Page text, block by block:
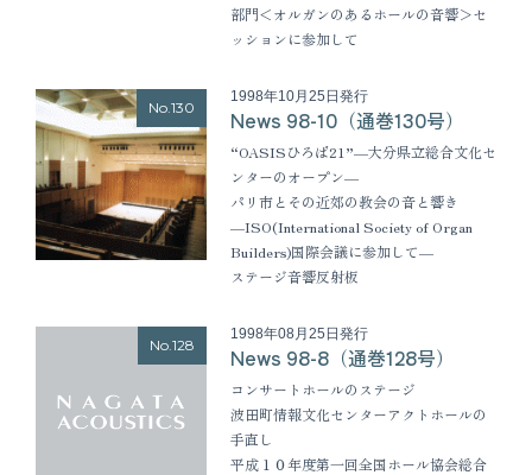
部門＜オルガンのあるホールの音響＞セ
ッションに参加して
No.130
1998年10月25日発行
News 98-10（通巻130号）
“OASISひろば21”―大分県立総合文化セ
ンターのオープン―
パリ市とその近郊の教会の音と響き
―ISO(International Society of Organ
Builders)国際会議に参加して―
ステージ音響反射板
No.128
1998年08月25日発行
News 98-8（通巻128号）
コンサートホールのステージ
波田町情報文化センターアクトホールの
手直し
平成１０年度第一回全国ホール協会総合